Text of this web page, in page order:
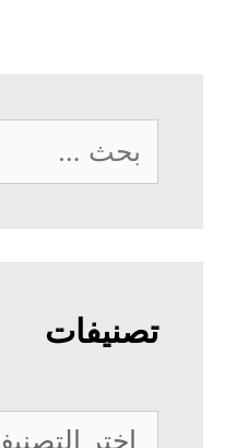
البحث
عن:
تصنيفات
تصنيفات